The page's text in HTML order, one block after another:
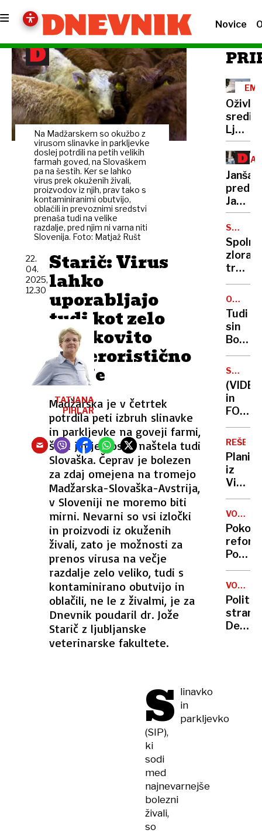
Novice
Na Madžarskem so okužbo z
virusom slinavke in parkljevke
doslej potrdili na petih velikih
farmah goved, na Slovaškem
pa na šestih. Ker se lahko
virus prek okuženih živali,
proizvodov iz njih, prav tako s
kontaminiranimi obutvijo,
oblačili in prevoznimi sredstvi
prenaša tudi na velike
razdalje, pred njim ni varna niti
Slovenija. Foto: Matjaž Rušt
Starič: Virus
lahko
uporabljajo
tudi kot zelo
učinkovito
bioteroristično
orožje
Madžarska je v četrtek
potrdila peti izbruh slinavke
in parkljevke na goveji farmi,
šest jih je doslej naštela tudi
Slovaška. Čeprav je bolezen
za zdaj omejena na tromejo
Madžarska-Slovaška-Avstrija,
v Sloveniji ne moremo biti
mirni. Nevarni so vsi izločki
in proizvodi iz okuženih
živali, zato je možnosti za
prenos virusa na večje
razdalje zelo veliko, tudi s
kontaminirano obutvijo in
oblačili, ne le z živalmi, je za
Dnevnik poudaril dr. Jože
Starič z ljubljanske
veterinarske fakultete.
22.
04.
2025,
12.30
TATJANA
PIHLAR
S linavko
in
parkljevko
(SIP),
ki
sodi
med
najnevarnejše
bolezni
živali,
so
Prihaja
Janša
pred
oba
pri
dnu
SPOLNO
NASILJE
Spolna
treh
otrok:
na
spet
ni
bilo
VODA
Tudi
sin
Boruta
se je
v
Maxiju
SMRT
PAPEŽA
(VIDEO
in
FOTO)
že v
papeža
bo v
soboto
iz
na
poti
na
Krn,
bili
so
in
VOX
POPULI
jo
največ
mladih
VOX
POPULI